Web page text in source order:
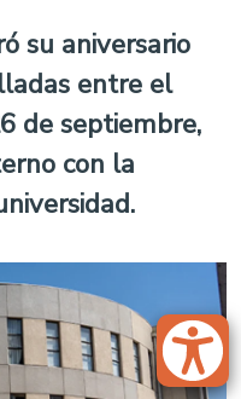
su aniversario
entre el
de septiembre,
con la